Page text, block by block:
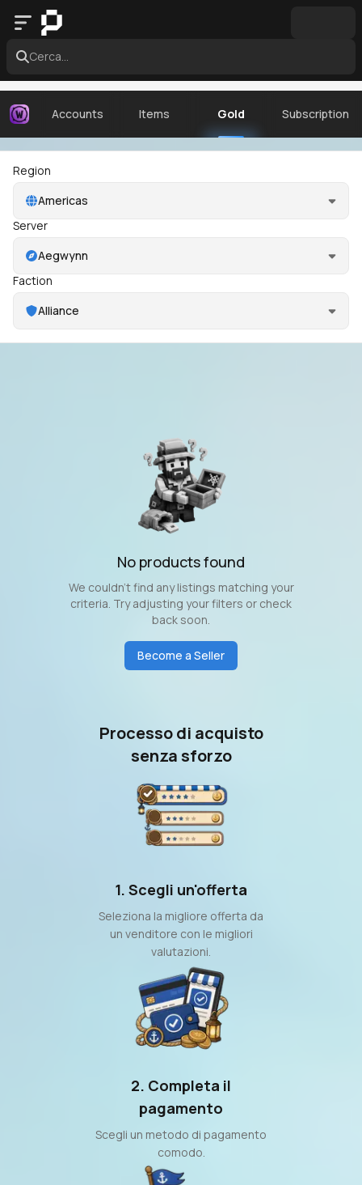
Cerca...
Accounts Items Gold Subscription
Region
Americas
Server
Aegwynn
Faction
Alliance
No products found
We couldn't find any listings matching your
criteria. Try adjusting your filters or check
back soon.
Become a Seller
Processo di acquisto
senza sforzo
1. Scegli un'offerta
Seleziona la migliore offerta da
un venditore con le migliori
valutazioni.
2. Completa il
pagamento
Scegli un metodo di pagamento
comodo.